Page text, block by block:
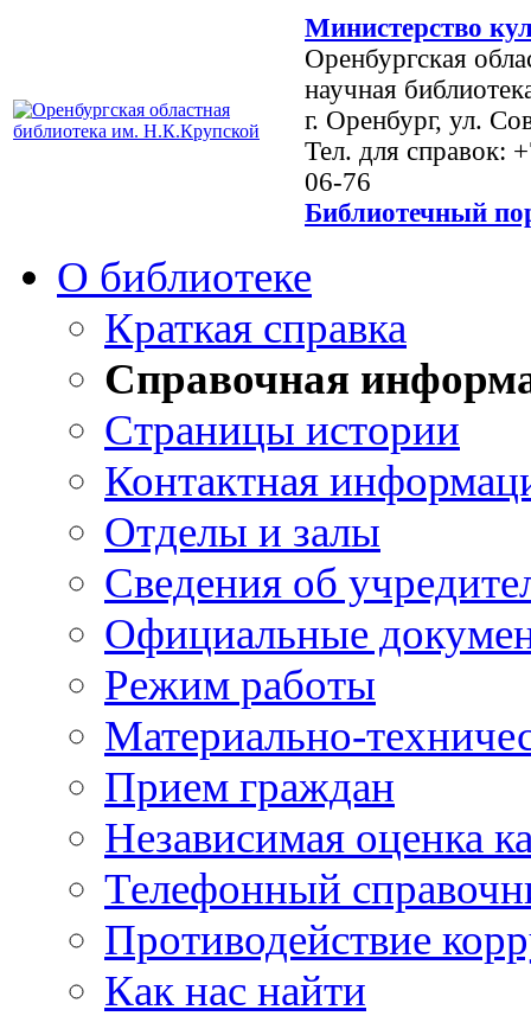
Министерство
Оренбургская
научная
г. Оренбург, ул.
Тел. для справок:
06-76
Библиотечный
О библиотеке
Краткая справка
Справочная
Страницы истории
Контактная
Отделы и залы
Сведения об
Официальные
Режим работы
Материально-
Прием граждан
Независимая оценка
Телефонный
Противодействие
Как нас найти